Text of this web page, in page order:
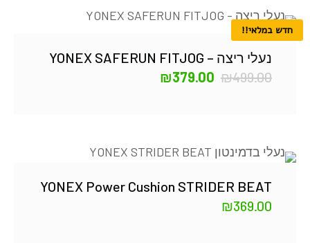
חדש במלאי!!
נעלי ריצה – YONEX SAFERUN FITJOG
₪499.00
₪379.00
YONEX Power Cushion STRIDER BEAT
₪369.00